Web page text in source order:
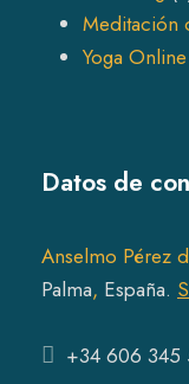
Meditación
Yoga Online
Datos de
Anselmo Pérez
Palma, España.
+34 606 345